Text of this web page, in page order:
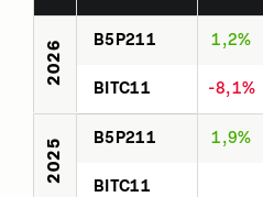
2026 B5P211 1,2%
BITC11 -8,1%
2025 B5P211 1,9%
BITC11